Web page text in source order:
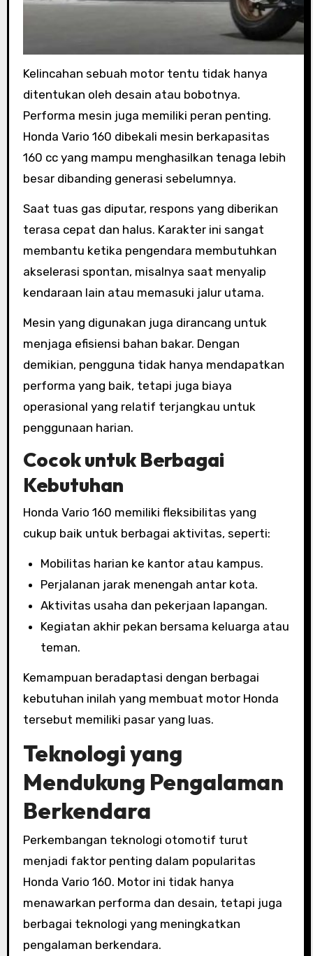
Kelincahan sebuah motor tentu tidak hanya
ditentukan oleh desain atau bobotnya.
Performa mesin juga memiliki peran penting.
Honda Vario 160 dibekali mesin berkapasitas
160 cc yang mampu menghasilkan tenaga lebih
besar dibanding generasi sebelumnya.
Saat tuas gas diputar, respons yang diberikan
terasa cepat dan halus. Karakter ini sangat
membantu ketika pengendara membutuhkan
akselerasi spontan, misalnya saat menyalip
kendaraan lain atau memasuki jalur utama.
Mesin yang digunakan juga dirancang untuk
menjaga efisiensi bahan bakar. Dengan
demikian, pengguna tidak hanya mendapatkan
performa yang baik, tetapi juga biaya
operasional yang relatif terjangkau untuk
penggunaan harian.
Cocok untuk Berbagai
Kebutuhan
Honda Vario 160 memiliki fleksibilitas yang
cukup baik untuk berbagai aktivitas, seperti:
Mobilitas harian ke kantor atau kampus.
Perjalanan jarak menengah antar kota.
Aktivitas usaha dan pekerjaan lapangan.
Kegiatan akhir pekan bersama keluarga atau
teman.
Kemampuan beradaptasi dengan berbagai
kebutuhan inilah yang membuat motor Honda
tersebut memiliki pasar yang luas.
Teknologi yang
Mendukung Pengalaman
Berkendara
Perkembangan teknologi otomotif turut
menjadi faktor penting dalam popularitas
Honda Vario 160. Motor ini tidak hanya
menawarkan performa dan desain, tetapi juga
berbagai teknologi yang meningkatkan
pengalaman berkendara.